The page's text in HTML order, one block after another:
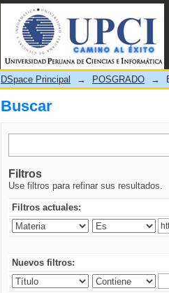
Buscar
DSpace Principal → POSGRADO →
Buscar
Filtros
Use filtros para refinar sus resultados.
Filtros actuales:
Nuevos filtros: